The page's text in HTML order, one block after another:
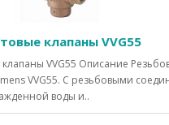
клапаны VVG55
VVG55 Описание
VVG55. С резьбовыми
воды и..